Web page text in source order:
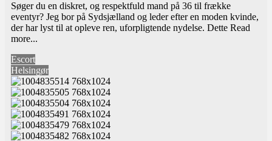
Søger du en diskret, og respektfuld mand på 36 til frække
eventyr? Jeg bor på Sydsjælland og leder efter en moden kvinde,
der har lyst til at opleve ren, uforpligtende nydelse. Dette Read
more...
Escort
Helsingør